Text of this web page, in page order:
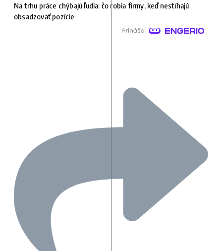
Na trhu práce chýbajú ľudia: čo robia firmy, keď nestíhajú
obsadzovať pozície